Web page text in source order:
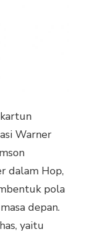
Warner
dalam Hop,
pola
depan.
yaitu